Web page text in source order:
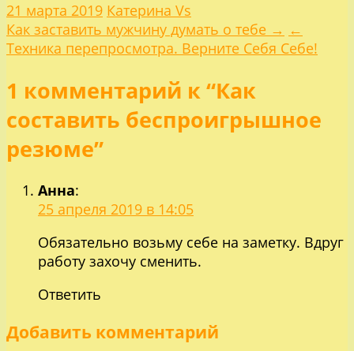
21 марта 2019 Катерина Vs
Навигация
по
записям
Как заставить мужчину думать о тебе → ←
Техника перепросмотра. Верните Себя Себе!
1 комментарий к “Как
составить беспроигрышное
резюме”
Анна:
25 апреля 2019 в 14:05
Обязательно возьму себе на заметку. Вдруг
работу захочу сменить.
Ответить
Добавить комментарий